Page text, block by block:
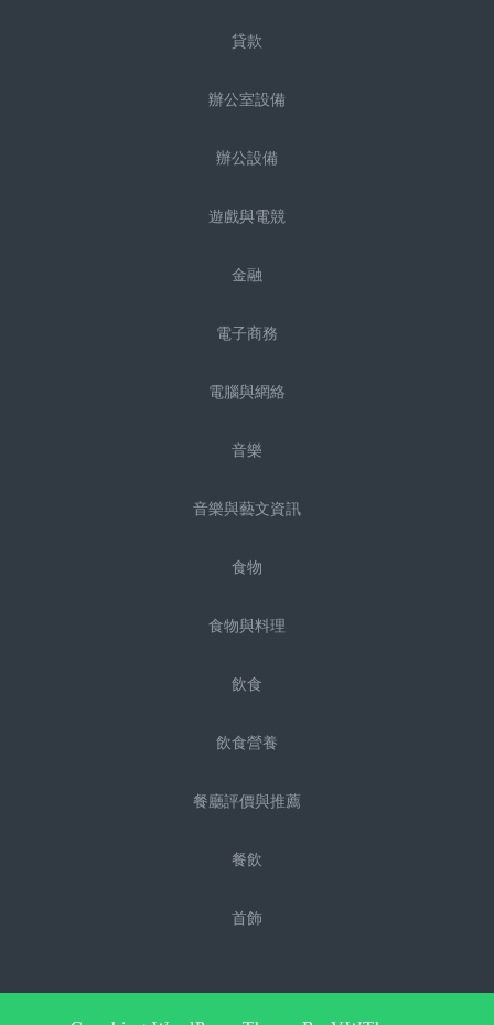
貸款
辦公室設備
辦公設備
遊戲與電競
金融
電子商務
電腦與網絡
音樂
音樂與藝文資訊
食物
食物與料理
飲食
飲食營養
餐廳評價與推薦
餐飲
首飾